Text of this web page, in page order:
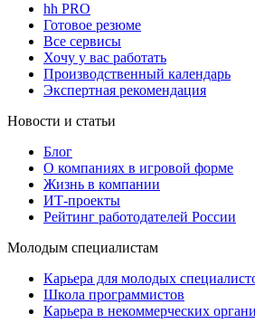
hh PRO
Готовое резюме
Все сервисы
Хочу у вас работать
Производственный календарь
Экспертная рекомендация
Новости и статьи
Блог
О компаниях в игровой форме
Жизнь в компании
ИТ-проекты
Рейтинг работодателей России
Молодым специалистам
Карьера для молодых
Школа программистов
Карьера в некоммерческих